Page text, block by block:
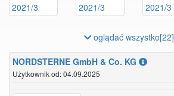
oglądać wszystko[22]
NORDSTERNE GmbH & Co. KG
Użytkownik od: 04.09.2025